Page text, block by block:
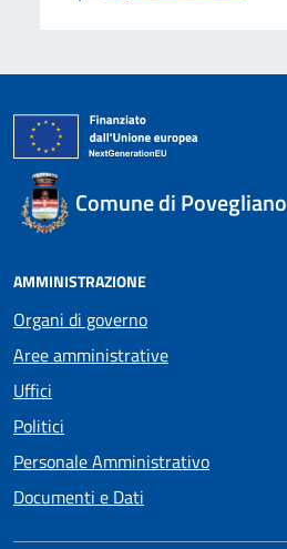
Comune di Povegliano
AMMINISTRAZIONE
Organi di governo
Aree amministrative
Uffici
Politici
Personale Amministrativo
Documenti e Dati